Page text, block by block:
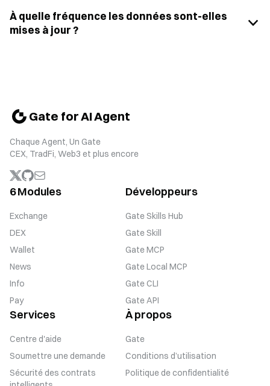
À quelle fréquence les données sont-elles
mises à jour ?
Gate for AI Agent
Chaque Agent, Un Gate
CEX, TradFi, Web3 et plus encore
6 Modules
Exchange
DEX
Wallet
News
Info
Pay
Développeurs
Gate Skills Hub
Gate Skill
Gate MCP
Gate Local MCP
Gate CLI
Gate API
Services
Centre d'aide
Soumettre une demande
Sécurité des contrats
À propos
Gate
Conditions d’utilisation
Politique de confidentialité